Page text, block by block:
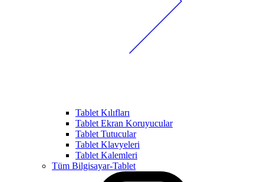
Tablet Kılıfları
Tablet Ekran Koruyucular
Tablet Tutucular
Tablet Klavyeleri
Tablet Kalemleri
Tüm Bilgisayar-Tablet